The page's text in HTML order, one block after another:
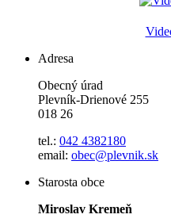
Adresa
Obecný úrad
Plevník-Drienové 255
018 26
tel.: 042 4382180
email: obec@plevnik.sk
Starosta obce
Miroslav Kremeň